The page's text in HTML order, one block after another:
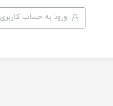
ورود به حساب کاربری